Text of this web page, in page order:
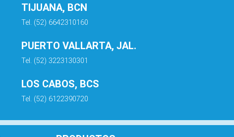
TIJUANA, BCN
Tel. (52) 6642310160
PUERTO VALLARTA, JAL.
Tel. (52) 3223130301
LOS CABOS, BCS
Tel. (52) 6122390720